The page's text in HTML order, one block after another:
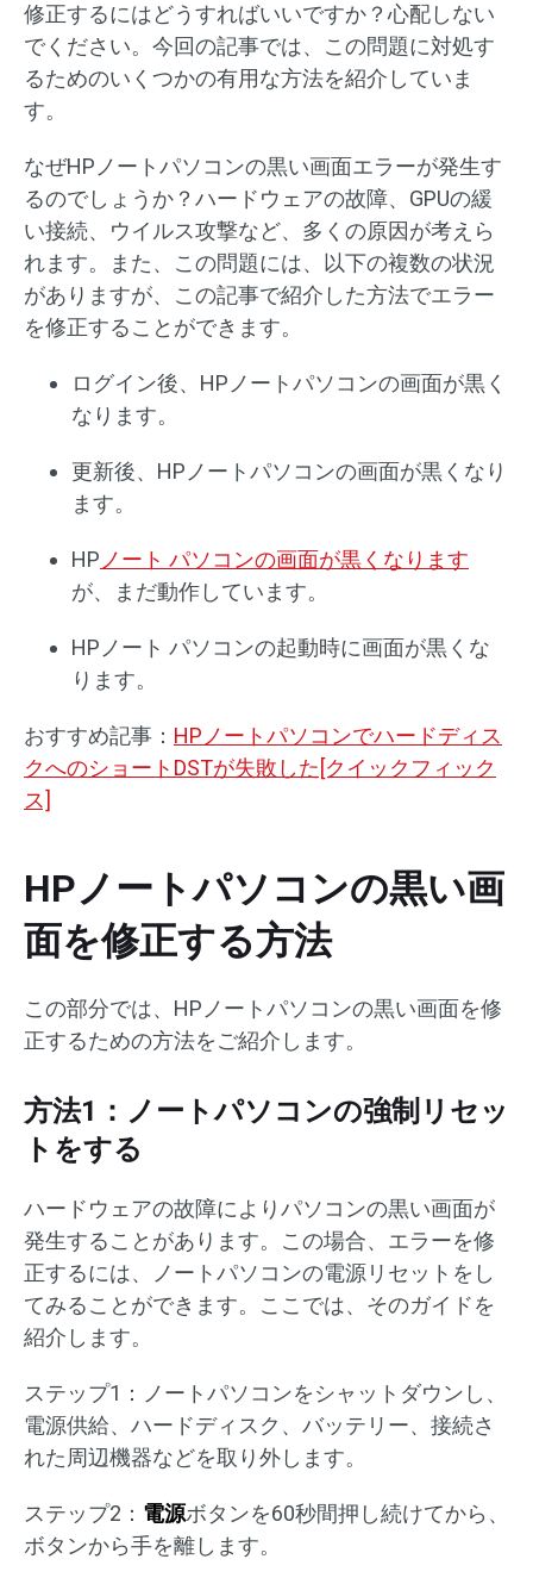
修正するにはどうすればいいですか？心配しない
でください。今回の記事では、この問題に対処す
るためのいくつかの有用な方法を紹介していま
す。
なぜHPノートパソコンの黒い画面エラーが発生す
るのでしょうか？ハードウェアの故障、GPUの緩
い接続、ウイルス攻撃など、多くの原因が考えら
れます。また、この問題には、以下の複数の状況
がありますが、この記事で紹介した方法でエラー
を修正することができます。
ログイン後、HPノートパソコンの画面が黒く
なります。
更新後、HPノートパソコンの画面が黒くなり
ます。
HP ノート パソコンの画面が黒くなります
が、まだ動作しています。
HPノート パソコンの起動時に画面が黒くな
ります。
おすすめ記事： HPノートパソコンでハードディス
クへのショートDSTが失敗した[クイックフィック
ス]
HPノートパソコンの黒い画
面を修正する方法
この部分では、HPノートパソコンの黒い画面を修
正するための方法をご紹介します。
方法1：ノートパソコンの強制リセッ
トをする
ハードウェアの故障によりパソコンの黒い画面が
発生することがあります。この場合、エラーを修
正するには、ノートパソコンの電源リセットをし
てみることができます。ここでは、そのガイドを
紹介します。
ステップ1：ノートパソコンをシャットダウンし、
電源供給、ハードディスク、バッテリー、接続さ
れた周辺機器などを取り外します。
ステップ2： 電源ボタンを60秒間押し続けてから、
ボタンから手を離します。